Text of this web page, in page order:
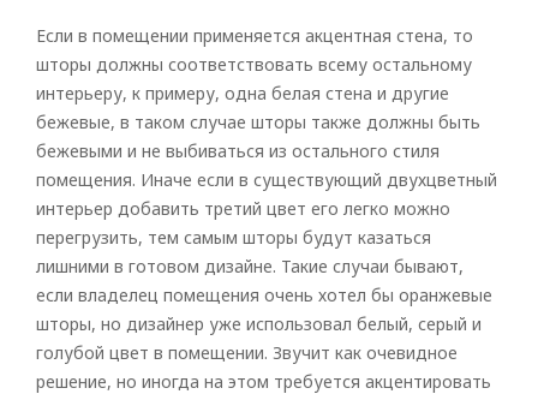
Если в помещении применяется акцентная стена, то
шторы должны соответствовать всему остальному
интерьеру, к примеру, одна белая стена и другие
бежевые, в таком случае шторы также должны быть
бежевыми и не выбиваться из остального стиля
помещения. Иначе если в существующий двухцветный
интерьер добавить третий цвет его легко можно
перегрузить, тем самым шторы будут казаться
лишними в готовом дизайне. Такие случаи бывают,
если владелец помещения очень хотел бы оранжевые
шторы, но дизайнер уже использовал белый, серый и
голубой цвет в помещении. Звучит как очевидное
решение, но иногда на этом требуется акцентировать